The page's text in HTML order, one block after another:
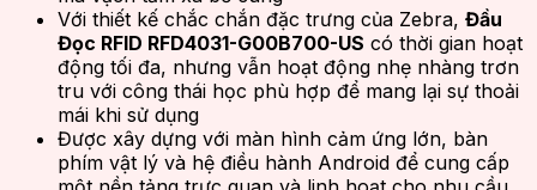
Với thiết kế chắc chắn đặc trưng của Zebra, Đầu
Đọc RFID RFD4031-G00B700-US có thời gian hoạt
động tối đa, nhưng vẫn hoạt động nhẹ nhàng trơn
tru với công thái học phù hợp để mang lại sự thoải
mái khi sử dụng
Được xây dựng với màn hình cảm ứng lớn, bàn
phím vật lý và hệ điều hành Android để cung cấp